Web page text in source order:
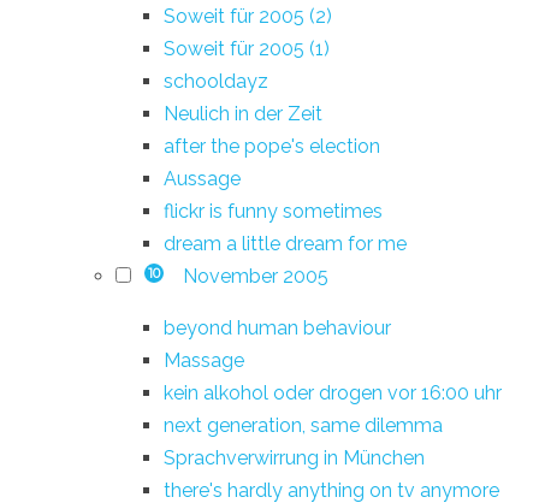
Soweit für 2005 (2)
Soweit für 2005 (1)
schooldayz
Neulich in der Zeit
after the pope's election
Aussage
flickr is funny sometimes
dream a little dream for me
10 November 2005
beyond human behaviour
Massage
kein alkohol oder drogen vor 16:00 uhr
next generation, same dilemma
Sprachverwirrung in München
there's hardly anything on tv anymore